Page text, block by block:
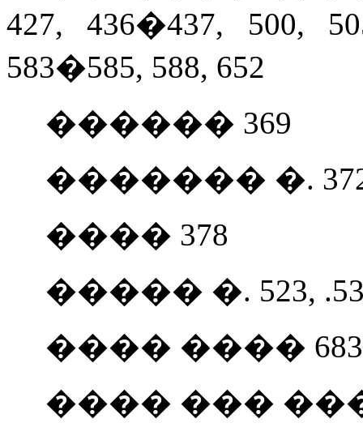
427, 436�437, 500,
583�585, 588, 652
������ 369
������� �. 372,
���� 378
����� �. 523,
���� ���� 683,
���� ��� ����